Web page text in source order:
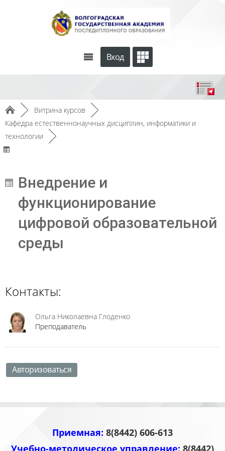
Вход
► Витрина курсов
►
Кафедра естественнонаучных дисциплин, информатики и
технологии
►
Внедрение и
функционирование
цифровой образовательной
среды
Контакты:
Ольга Николаевна Глоденко
Преподаватель
Авторизоваться
Приемная: 8(8442) 606-613
Учебно-методическое управление: 8(8442)